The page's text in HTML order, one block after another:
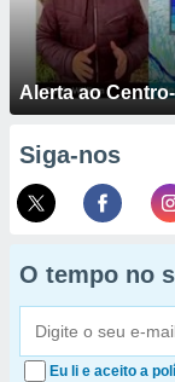
Alerta ao
Siga-nos
O tempo no
Eu li e aceito a